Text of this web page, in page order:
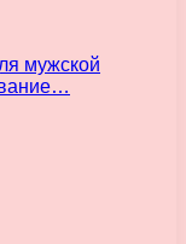
мужской